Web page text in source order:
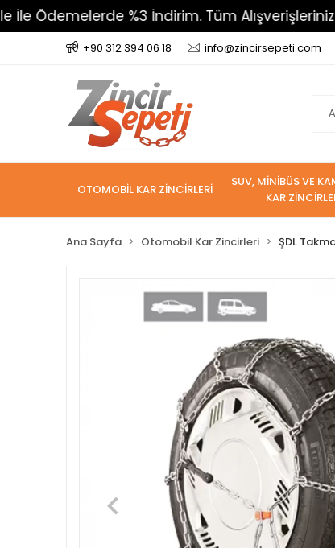
%3 İndirim. Tüm Alışverişlerinizde 800
+90 312 394 06 18 info@zincirsepeti.com
OTOMOBİL KAR ZİNCİRLERİ
SUV, MİNİBÜS VE
KAR
Ana Sayfa Otomobil Kar Zincirleri ŞDL